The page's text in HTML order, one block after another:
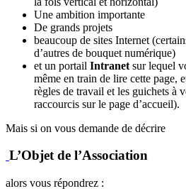
Une ambition importante
De grands projets
beaucoup de sites Internet
d’autres de bouquet numérique)
et un portail Intranet sur lequel
même en train de lire cette page,
règles de travail et les guichets à
raccourcis sur le page d’accueil).
Mais si on vous demande de décrire
L’Objet de l’Association
alors vous répondrez :